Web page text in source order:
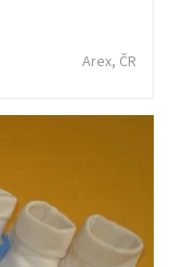
Arex, ČR